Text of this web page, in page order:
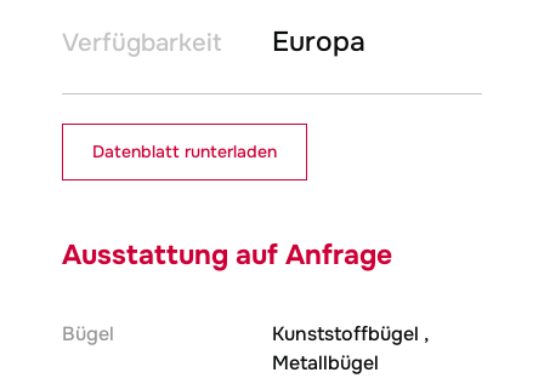
Verfügbarkeit Europa
Datenblatt runterladen
Ausstattung auf Anfrage
Bügel
Kunststoffbügel ,
Metallbügel